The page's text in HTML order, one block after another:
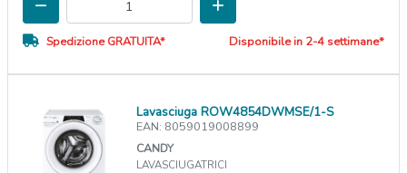
Spedizione GRATUITA* Disponibile in 2-4 settimane*
Lavasciuga ROW4854DWMSE/1-S
EAN: 8059019008899
CANDY
LAVASCIUGATRICI